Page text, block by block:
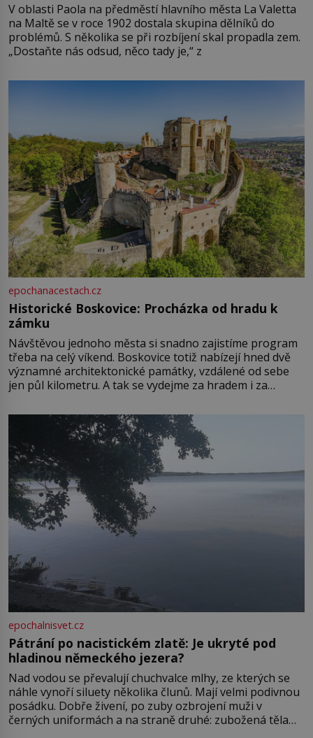
V oblasti Paola na předměstí hlavního města La Valetta
na Maltě se v roce 1902 dostala skupina dělníků do
problémů. S několika se při rozbíjení skal propadla zem.
„Dostaňte nás odsud, něco tady je,“ z
epochanacestach.cz
Historické Boskovice: Procházka od hradu k
zámku
Návštěvou jednoho města si snadno zajistíme program
třeba na celý víkend. Boskovice totiž nabízejí hned dvě
významné architektonické památky, vzdálené od sebe
jen půl kilometru. A tak se vydejme za hradem i za
Boskovice na okraji Drahanské vrchoviny vznikla někdy
ve13. století, a už v roce 1313 kronikáři zaznamenali
epochalnisvet.cz
Pátrání po nacistickém zlatě: Je ukryté pod
hladinou německého jezera?
Nad vodou se převalují chuchvalce mlhy, ze kterých se
náhle vynoří siluety několika člunů. Mají velmi podivnou
posádku. Dobře živení, po zuby ozbrojení muži v
černých uniformách a na straně druhé: zubožená těla